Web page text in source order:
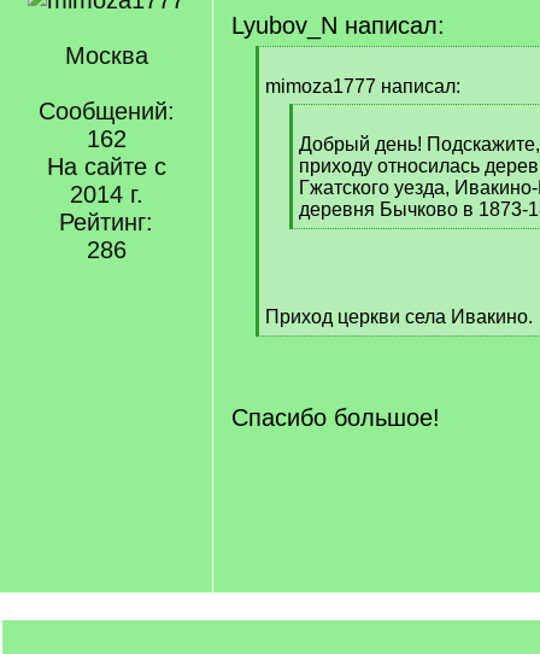
Москва
Сообщений:
162
На сайте с
2014 г.
Рейтинг:
286
Lyubov_N написал:
q
mimoza1777 написал:
q
]
Добрый день!
приходу относилась
Гжатского уезда,
деревня Бычково в 1873-
[
Приход церкви села Ивакино.
[
Спасибо большое!